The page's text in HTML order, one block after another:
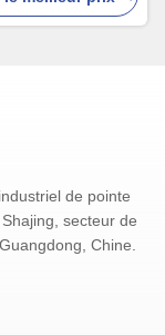
de pointe
secteur de
Chine.